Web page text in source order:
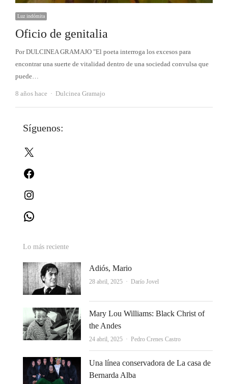
Luz indómita
Oficio de genitalia
Por DULCINEA GRAMAJO "El poeta interroga los excesos para
encontrar una suerte de vitalidad dentro de una sociedad convulsa que
puede…
8 años hace Autor
Dulcinea Gramajo
Síguenos:
Lo más reciente
Adiós, Mario
28 abril, 2025 Autor
Darío Jovel
Mary Lou Williams: Black Christ of
the Andes
24 abril, 2025 Autor
Pedro Crenes Castro
Una línea conservadora de La casa de
Bernarda Alba